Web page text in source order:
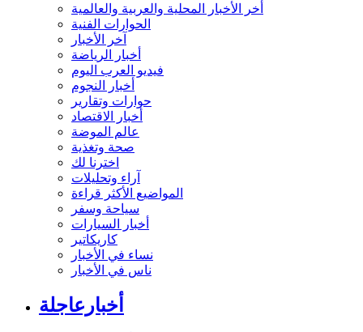
أخر الأخبار المحلية والعربية والعالمية
الحوارات الفنية
آخر الأخبار
أخبار الرياضة
فيديو العرب اليوم
أخبار النجوم
حوارات وتقارير
أخبار الاقتصاد
عالم الموضة
صحة وتغذية
اخترنا لك
آراء وتحليلات
المواضيع الأكثر قراءة
سياحة وسفر
أخبار السيارات
كاريكاتير
نساء في الأخبار
ناس في الأخبار
أخبارعاجلة